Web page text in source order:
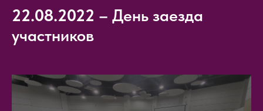
22.08.2022 – День заезда
участников